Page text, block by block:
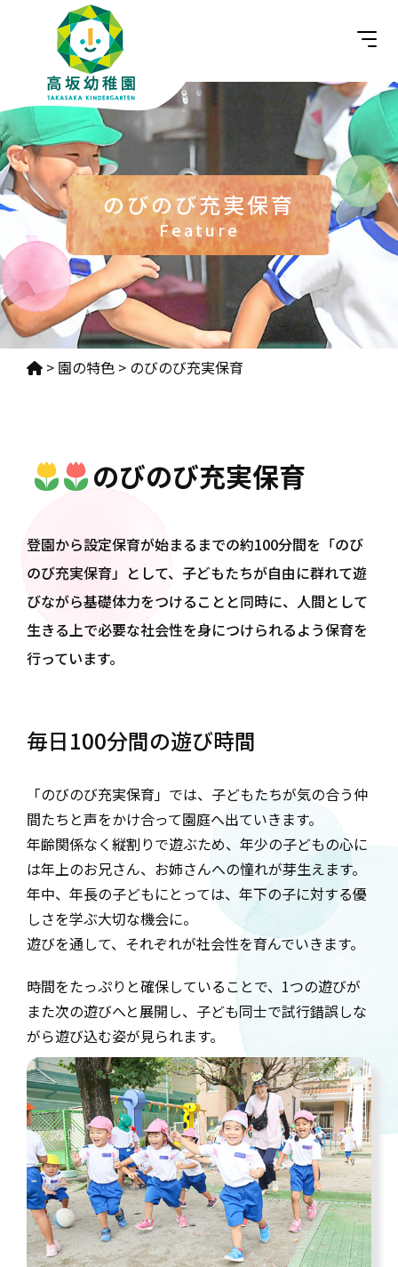
のびのび充実保育
Feature
> 園の特色 > のびのび充実保育
のびのび充実保育
登園から設定保育が始まるまでの約100分間を「のび
のび充実保育」として、 子どもたちが自由に群れて遊
びながら基礎体力をつけることと同時に、 人間として
生きる上で必要な社会性を身につけられるよう保育を
行っています。
毎日100分間の遊び時間
「のびのび充実保育」では、子どもたちが気の合う仲
間たちと声をかけ合って園庭へ出ていきます。
年齢関係なく縦割りで遊ぶため、年少の子どもの心に
は年上のお兄さん、お姉さんへの憧れが芽生えます。
年中、年長の子どもにとっては、年下の子に対する優
しさを学ぶ大切な機会に。
遊びを通して、それぞれが社会性を育んでいきます。
時間をたっぷりと確保していることで、1つの遊びが
また次の遊びへと展開し、子ども同士で試行錯誤しな
がら遊び込む姿が見られます。